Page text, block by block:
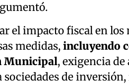
el impacto fiscal en
medidas,incluyendo
Municipal, exigencia de
sociedades de